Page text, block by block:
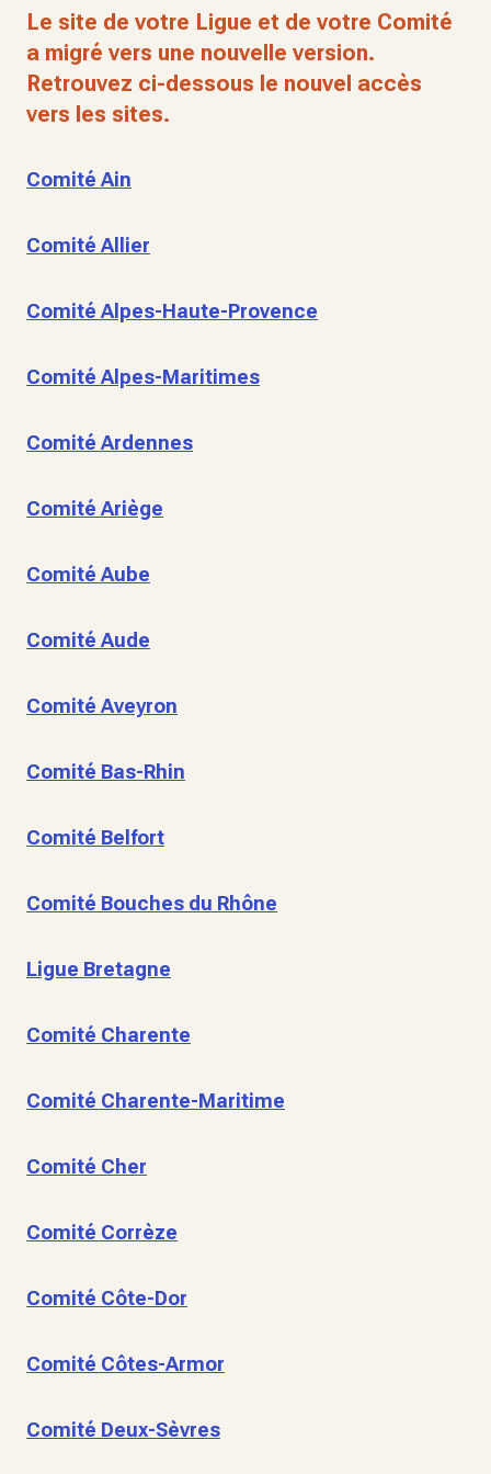
Le site de votre Ligue et de votre Comité
a migré vers une nouvelle version.
Retrouvez ci-dessous le nouvel accès
vers les sites.
Comité Ain
Comité Allier
Comité Alpes-Haute-Provence
Comité Alpes-Maritimes
Comité Ardennes
Comité Ariège
Comité Aube
Comité Aude
Comité Aveyron
Comité Bas-Rhin
Comité Belfort
Comité Bouches du Rhône
Ligue Bretagne
Comité Charente
Comité Charente-Maritime
Comité Cher
Comité Corrèze
Comité Côte-Dor
Comité Côtes-Armor
Comité Deux-Sèvres